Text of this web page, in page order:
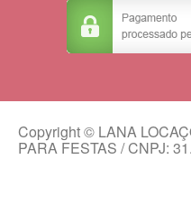
Copyright © LANA
PARA FESTAS / CNPJ: